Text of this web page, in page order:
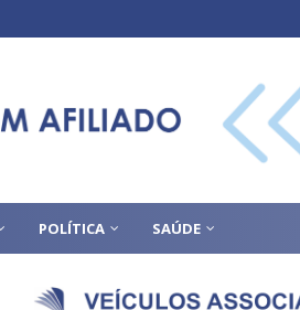
POLÍTICA SAÚDE